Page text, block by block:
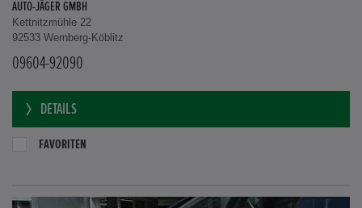
AUTO-JÄGER GMBH
Kettnitzmühle 22
92533 Wernberg-Köblitz
09604-92090
DETAILS
FAVORITEN